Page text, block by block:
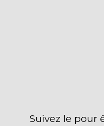
Suivez le pour